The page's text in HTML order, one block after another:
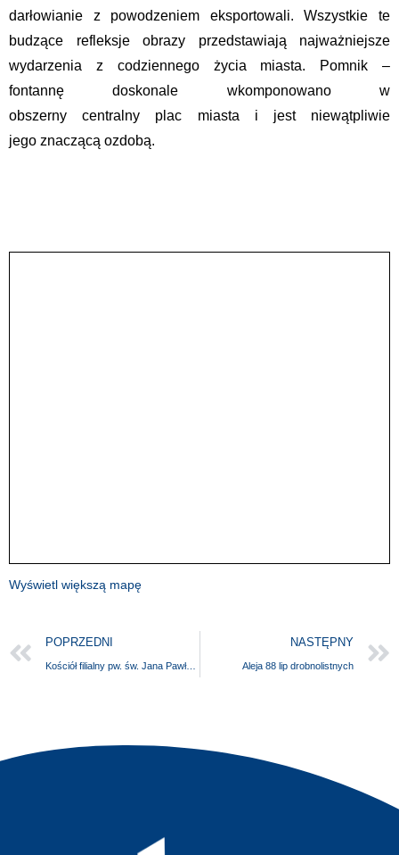
darłowianie z powodzeniem eksportowali. Wszystkie te
budzące refleksje obrazy przedstawiają najważniejsze
wydarzenia z codziennego życia miasta. Pomnik –
fontannę doskonale wkomponowano w
obszerny centralny plac miasta i jest niewątpliwie
jego znaczącą ozdobą.
Wyświetl większą mapę
POPRZEDNI
Kościół filialny pw. św. Jana Pawła II
NASTĘPNY
Aleja 88 lip drobnolistnych